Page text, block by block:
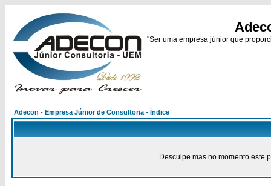
"Ser uma empresa júnior que
Adecon - Empresa Júnior de Consultoria - Índice
Desculpe mas no momento este